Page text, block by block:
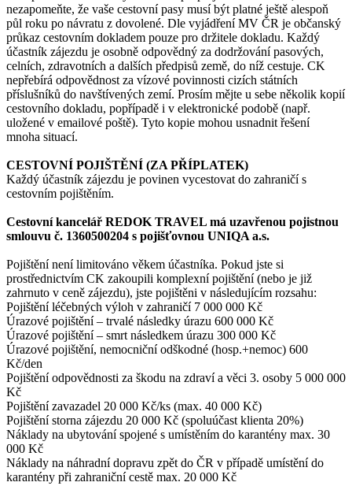
nezapomeňte, že vaše cestovní pasy musí být platné ještě alespoň
půl roku po návratu z dovolené. Dle vyjádření MV ČR je občanský
průkaz cestovním dokladem pouze pro držitele dokladu. Každý
účastník zájezdu je osobně odpovědný za dodržování pasových,
celních, zdravotních a dalších předpisů země, do níž cestuje. CK
nepřebírá odpovědnost za vízové povinnosti cizích státních
příslušníků do navštívených zemí. Prosím mějte u sebe několik kopií
cestovního dokladu, popřípadě i v elektronické podobě (např.
uložené v emailové poště). Tyto kopie mohou usnadnit řešení
mnoha situací.
CESTOVNÍ POJIŠTĚNÍ (ZA PŘÍPLATEK)
Každý účastník zájezdu je povinen vycestovat do zahraničí s
cestovním pojištěním.
Cestovní kancelář REDOK TRAVEL má uzavřenou pojistnou
smlouvu č. 1360500204 s pojišťovnou UNIQA a.s.
Pojištění není limitováno věkem účastníka. Pokud jste si
prostřednictvím CK zakoupili komplexní pojištění (nebo je již
zahrnuto v ceně zájezdu), jste pojištěni v následujícím rozsahu:
Pojištění léčebných výloh v zahraničí 7 000 000 Kč
Úrazové pojištění – trvalé následky úrazu 600 000 Kč
Úrazové pojištění – smrt následkem úrazu 300 000 Kč
Úrazové pojištění, nemocniční odškodné (hosp.+nemoc) 600
Kč/den
Pojištění odpovědnosti za škodu na zdraví a věci 3. osoby 5 000 000
Kč
Pojištění zavazadel 20 000 Kč/ks (max. 40 000 Kč)
Pojištění storna zájezdu 20 000 Kč (spoluúčast klienta 20%)
Náklady na ubytování spojené s umístěním do karantény max. 30
000 Kč
Náklady na náhradní dopravu zpět do ČR v případě umístění do
karantény při zahraniční cestě max. 20 000 Kč